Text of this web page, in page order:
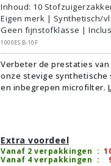
Inhoud: 10
Eigen merk | Synthetisch/
Geen fijnstofklasse |
1000ES.B-10F
Verbeter de prestaties
onze stevige synthetische
en inbegrepen microfilter.
Extra voordeel
Vanaf 2 verpakkingen :
Vanaf 4 verpakkingen :